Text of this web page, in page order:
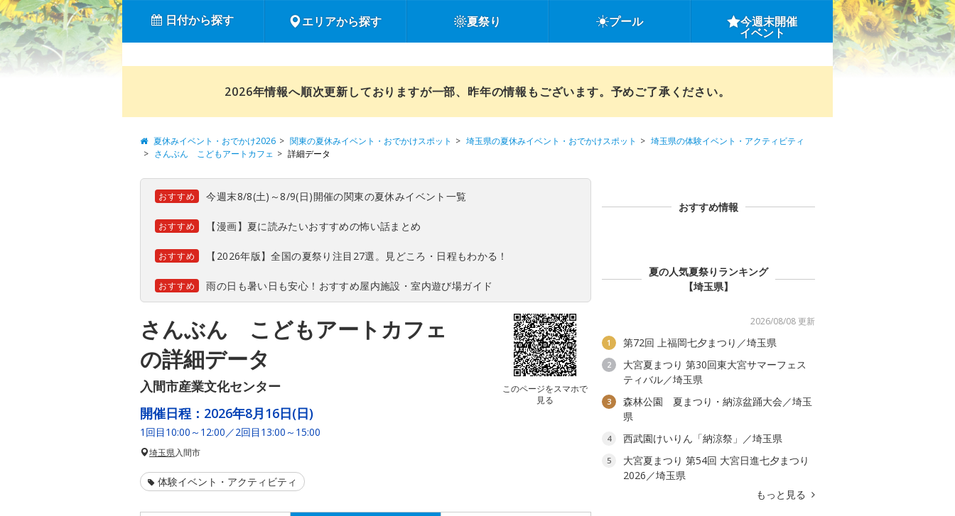
日付から探す エリアから探す 夏祭り プール 今週末開催
イベント
2026年情報へ順次更新しておりますが一部、昨年の情報もございます。予めご了承ください。
夏休みイベント・おでかけ2026 関東の夏休みイベント・おでかけスポット 埼玉県の夏休みイベント・おでかけスポット
埼玉県の体験イベント・アクティビティ
さんぶん こどもアートカフェ
詳細データ
おすすめ 今週末8/8(土)～8/9(日)開催の関東の夏休みイベント一覧
おすすめ 【漫画】夏に読みたいおすすめの怖い話まとめ
おすすめ 【2026年版】全国の夏祭り注目27選。見どころ・日程もわかる！
おすすめ 雨の日も暑い日も安心！おすすめ屋内施設・室内遊び場ガイド
さんぶん こどもアートカフェ
の詳細データ
入間市産業文化センター
このページをスマホで
見る
開催日程： 2026年8月16日(日)
1回目10:00～12:00／2回目13:00～15:00
埼玉県入間市
体験イベント・アクティビティ
おすすめ情報
夏の人気夏祭りランキング
【埼玉県】
2026/08/08 更新
1 第72回 上福岡七夕まつり／埼玉県
2
大宮夏まつり 第30回東大宮サマーフェス
ティバル／埼玉県
3
森林公園 夏まつり・納涼盆踊大会／埼玉
県
4 西武園けいりん「納涼祭」／埼玉県
5
大宮夏まつり 第54回 大宮日進七夕まつり
2026／埼玉県
もっと見る